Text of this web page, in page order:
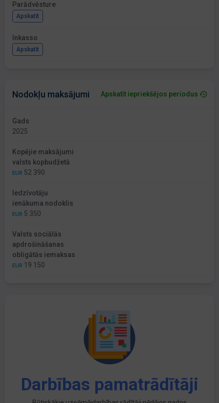
Parādvēsture
Apskatīt
Inkasso
Apskatīt
Nodokļu maksājumi Apskatīt iepriekšējos periodus
Gads
2025
Kopējie maksājumi
valsts kopbudžetā
EUR 52 390
Iedzīvotāju
ienākuma nodoklis
EUR 5 350
Valsts sociālās
apdrošināšanas
obligātās iemaksas
EUR 19 150
Darbības pamatrādītāji